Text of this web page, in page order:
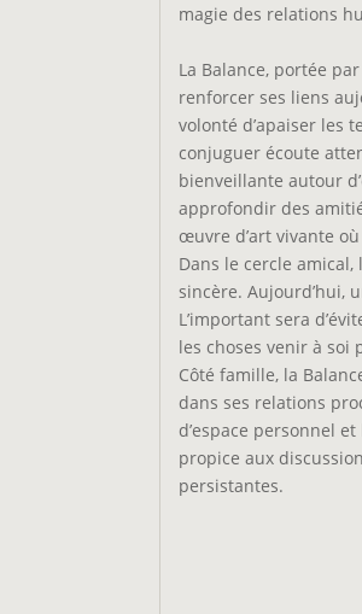
magie des relations
La Balance, portée
renforcer ses liens
volonté d’apaiser les
conjuguer écoute
bienveillante autour
approfondir des
œuvre d’art vivante
Dans le cercle
sincère. Aujourd’hui,
L’important sera
les choses venir à
Côté famille, la
dans ses relations
d’espace personnel
propice aux
persistantes.